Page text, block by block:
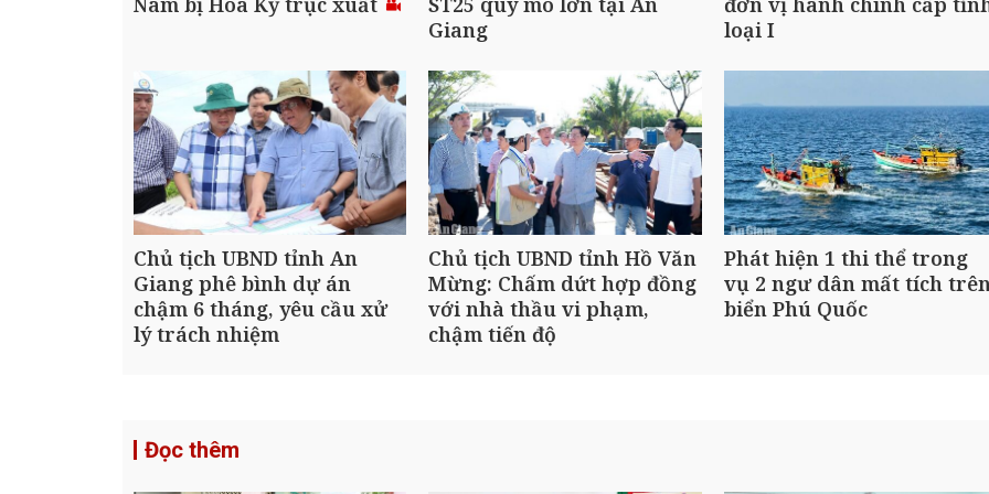
Giang
loại I
Chủ tịch UBND tỉnh An
Giang phê bình dự án
chậm 6 tháng, yêu cầu xử
lý trách nhiệm
Chủ tịch UBND tỉnh Hồ Văn
Mừng: Chấm dứt hợp đồng
với nhà thầu vi phạm,
chậm tiến độ
Phát hiện 1 thi thể trong
vụ 2 ngư dân mất tích
biển Phú Quốc
Đọc thêm